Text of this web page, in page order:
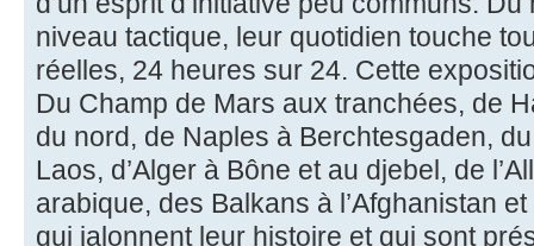
niveau tactique, leur quotidien touche
réelles, 24 heures sur 24. Cette
Du Champ de Mars aux tranchées, de
du nord, de Naples à Berchtesgaden,
Laos, d’Alger à Bône et au djebel, de
arabique, des Balkans à l’Afghanistan
qui jalonnent leur histoire et qui sont